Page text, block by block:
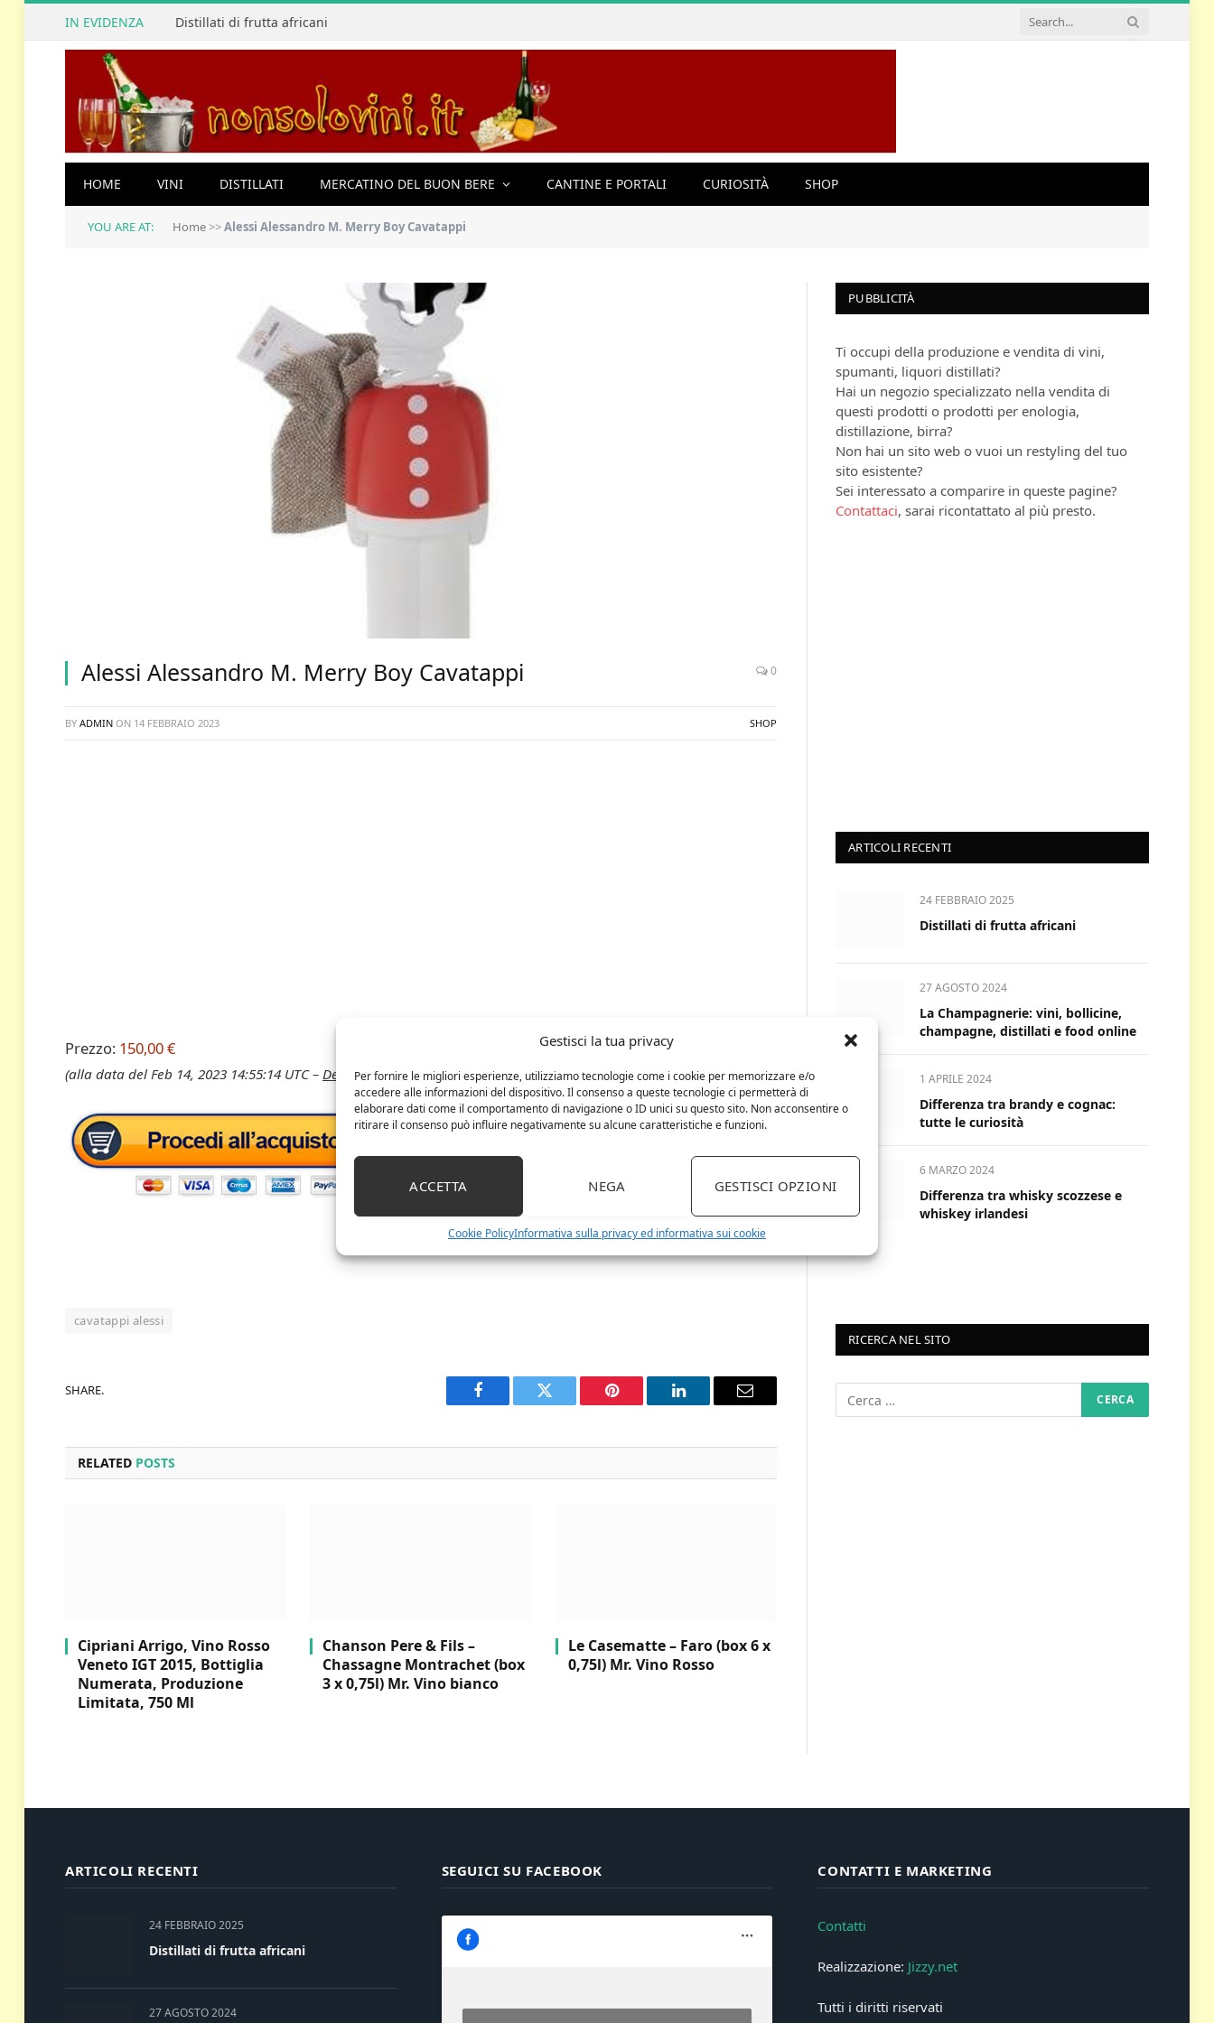
Gestisci la tua privacy
Per fornire le migliori esperienze, utilizziamo tecnologie come i cookie per memorizzare e/o
accedere alle informazioni del dispositivo. Il consenso a queste tecnologie ci permetterà di
elaborare dati come il comportamento di navigazione o ID unici su questo sito. Non acconsentire o
ritirare il consenso può influire negativamente su alcune caratteristiche e funzioni.
ACCETTA NEGA GESTISCI OPZIONI
Cookie PolicyInformativa sulla privacy ed informativa sui cookie
IN EVIDENZA Distillati di frutta africani
HOME VINI DISTILLATI MERCATINO DEL BUON BERE CANTINE E PORTALI CURIOSITÀ SHOP
YOU ARE AT: Home>>Alessi Alessandro M. Merry Boy Cavatappi
Alessi Alessandro M. Merry Boy Cavatappi 0
BY ADMIN ON 14 FEBBRAIO 2023 SHOP
Prezzo: 150,00 €
(alla data del Feb 14, 2023 14:55:14 UTC – Dettagli)
cavatappi alessi
SHARE.
Facebook Twitter Pinterest LinkedIn Email
RELATED POSTS
Cipriani Arrigo, Vino Rosso
Veneto IGT 2015, Bottiglia
Numerata, Produzione
Limitata, 750 Ml
Chanson Pere & Fils –
Chassagne Montrachet (box
3 x 0,75l) Mr. Vino bianco
Le Casematte – Faro (box 6 x
0,75l) Mr. Vino Rosso
PUBBLICITÀ
Ti occupi della produzione e vendita di vini,
spumanti, liquori distillati?
Hai un negozio specializzato nella vendita di
questi prodotti o prodotti per enologia,
distillazione, birra?
Non hai un sito web o vuoi un restyling del tuo
sito esistente?
Sei interessato a comparire in queste pagine?
Contattaci, sarai ricontattato al più presto.
ARTICOLI RECENTI
24 FEBBRAIO 2025
Distillati di frutta africani
27 AGOSTO 2024
La Champagnerie: vini, bollicine,
champagne, distillati e food online
1 APRILE 2024
Differenza tra brandy e cognac:
tutte le curiosità
6 MARZO 2024
Differenza tra whisky scozzese e
whiskey irlandesi
RICERCA NEL SITO
ARTICOLI RECENTI
24 FEBBRAIO 2025
Distillati di frutta africani
27 AGOSTO 2024
SEGUICI SU FACEBOOK CONTATTI E MARKETING
Contatti
Realizzazione: Jizzy.net
Tutti i diritti riservati